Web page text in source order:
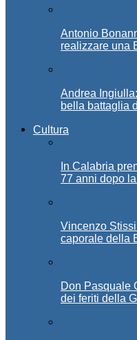
Antonio
realizzare una
Andrea
bella battaglia
Cultura
In Calabria
77 anni dopo
Vincenzo
caporale della
Don Pasquale
dei feriti della